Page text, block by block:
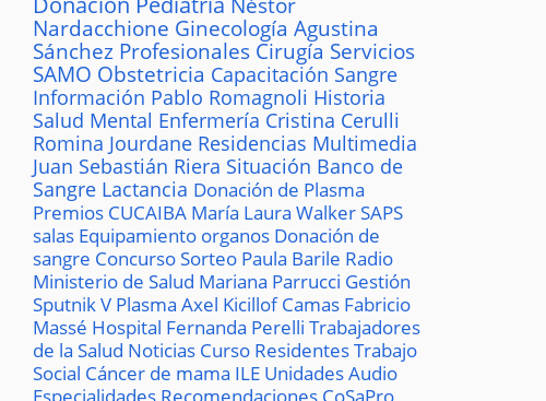
Nardacchione Ginecología Agustina
Sánchez Profesionales Cirugía Servicios
SAMO Obstetricia Capacitación Sangre
Información Pablo Romagnoli Historia
Salud Mental Enfermería Cristina Cerulli
Romina Jourdane Residencias Multimedia
Juan Sebastián Riera Situación Banco de
Sangre Lactancia Donación de Plasma
Premios CUCAIBA María Laura WalkerSAPS
salas Equipamiento organos Donación de
sangre ConcursoSorteo Paula Barile Radio
Ministerio de Salud Mariana Parrucci Gestión
Sputnik V Plasma Axel KicillofCamas Fabricio
Massé Hospital Fernanda Perelli Trabajadores
de la Salud Noticias Curso ResidentesTrabajo
Social Cáncer de mama ILE UnidadesAudio